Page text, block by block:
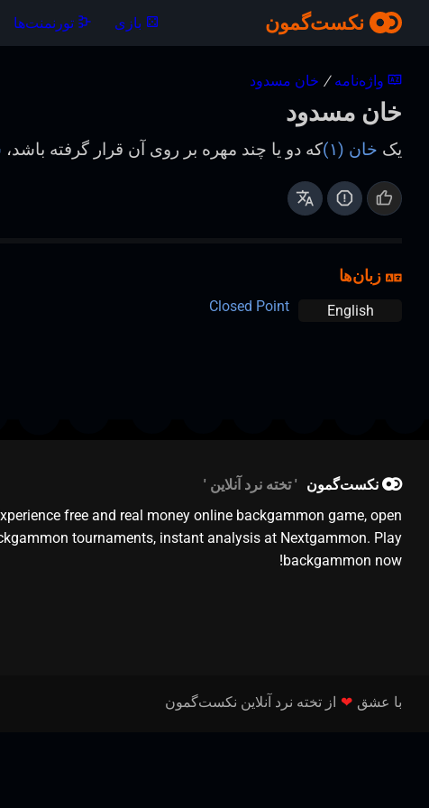
نکست‌گمون بازی تورنمنت‌ها
واژه‌نامه / خان مسدود
خان مسدود
یک خان (۱) که دو یا چند مهره بر روی آن قرار گرفته باشد،
زبان‌ها
English
Closed Point
نکست‌گمون
تخته نرد آنلاین
free and real money online backgammon game, open
tournaments, instant analysis at Nextgammon. Play
backgammon now!
با عشق ❤ از تخته نرد آنلاین نکست‌گمون